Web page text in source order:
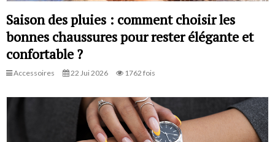
Saison des pluies : comment choisir les
bonnes chaussures pour rester élégante et
confortable ?
Accessoires 22 Jui 2026 1762 fois